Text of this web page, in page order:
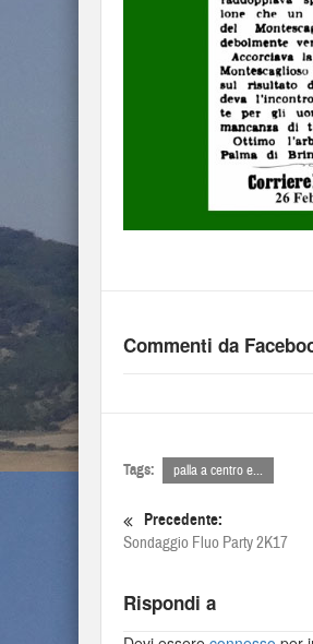
Commenti da
Tags: palla a centro e...
Precedente:
Sondaggio Fluo Party 2K17
Rispondi a